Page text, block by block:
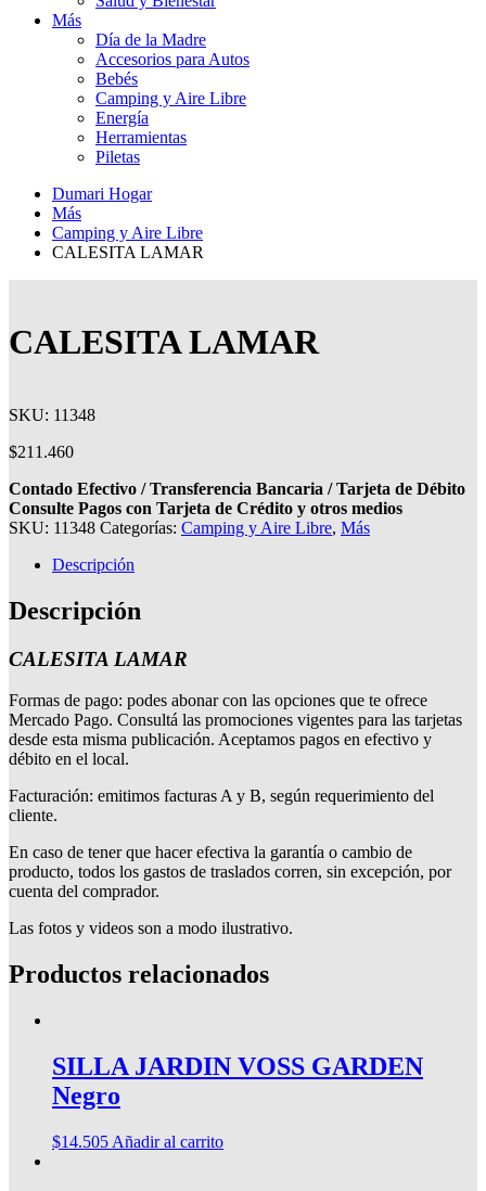
Más
Día de la Madre
Accesorios para Autos
Bebés
Camping y Aire Libre
Energía
Herramientas
Piletas
Dumari Hogar
Más
Camping y Aire Libre
CALESITA LAMAR
CALESITA LAMAR
SKU: 11348
$211.460
Contado Efectivo / Transferencia Bancaria / Tarjeta de Débito
Consulte Pagos con Tarjeta de Crédito y otros medios
SKU: 11348 Categorías: Camping y Aire Libre, Más
Descripción
Descripción
CALESITA LAMAR
Formas de pago: podes abonar con las opciones que te ofrece
Mercado Pago. Consultá las promociones vigentes para las tarjetas
desde esta misma publicación. Aceptamos pagos en efectivo y
débito en el local.
Facturación: emitimos facturas A y B, según requerimiento del
cliente.
En caso de tener que hacer efectiva la garantía o cambio de
producto, todos los gastos de traslados corren, sin excepción, por
cuenta del comprador.
Las fotos y videos son a modo ilustrativo.
Productos relacionados
SILLA JARDIN VOSS GARDEN
Negro
$14.505 Añadir al carrito